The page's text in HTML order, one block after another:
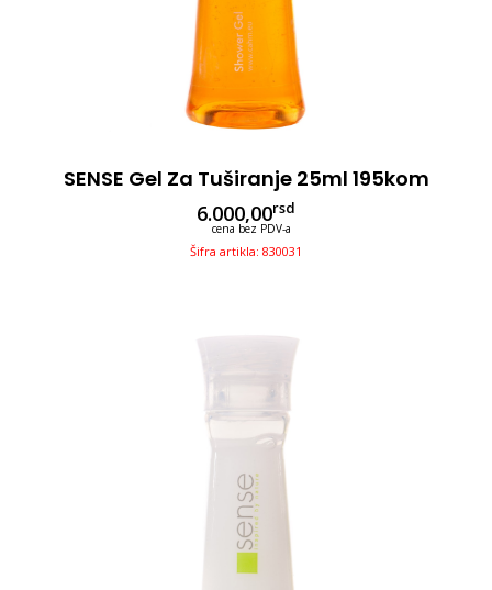
SENSE Gel Za Tuširanje 25ml 195kom
6.000,00rsd
cena bez PDV-a
Šifra artikla: 830031